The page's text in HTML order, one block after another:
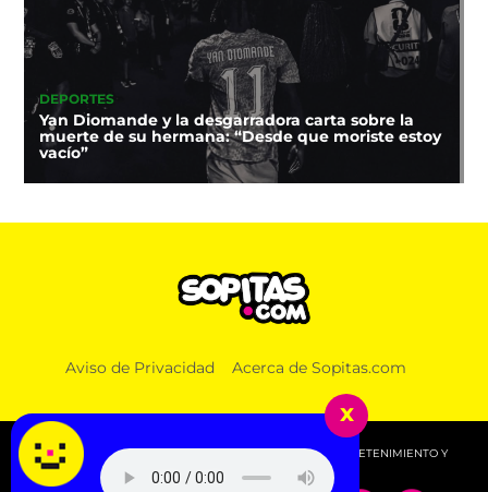
DEPORTES
Yan Diomande y la desgarradora carta sobre la
muerte de su hermana: “Desde que moriste estoy
vacío”
Aviso de Privacidad Acerca de Sopitas.com
© 2026 SOPITAS.COM - MÚSICA, NOTICIAS, DEPORTES, ENTRETENIMIENTO Y
MÁS!.
x